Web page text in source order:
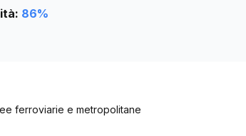
86%
ferroviarie e metropolitane